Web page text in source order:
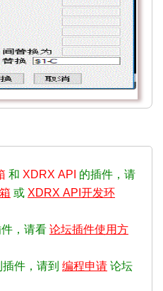
和 XDRX API 的插件，请
或 XDRX API开发环
，请看 论坛插件使用方
件，请到 编程申请 论坛